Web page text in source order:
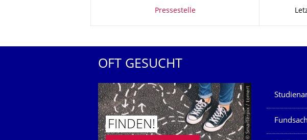
Pressestelle
OFT GESUCHT
© Smarterpix / tomert
FINDEN!